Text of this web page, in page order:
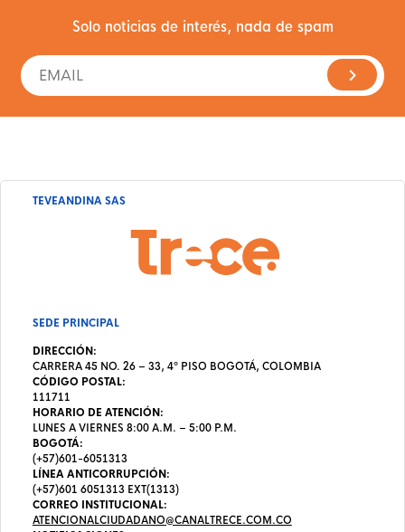
Solo noticias de interés, nada de spam
TEVEANDINA SAS
SEDE PRINCIPAL
DIRECCIÓN:
CARRERA 45 NO. 26 – 33, 4º PISO BOGOTÁ, COLOMBIA
CÓDIGO POSTAL:
111711
HORARIO DE ATENCIÓN:
LUNES A VIERNES 8:00 A.M. – 5:00 P.M.
BOGOTÁ:
(+57)601-6051313
LÍNEA ANTICORRUPCIÓN:
(+57)601 6051313 EXT(1313)
CORREO INSTITUCIONAL:
ATENCIONALCIUDADANO@CANALTRECE.COM.CO